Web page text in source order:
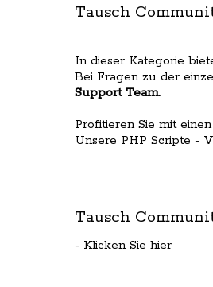
Tausch
In dieser Kategorie
Bei Fragen zu der
Support Team.
Profitieren Sie mit
Unsere PHP Scripte -
Tausch
- Klicken Sie hier